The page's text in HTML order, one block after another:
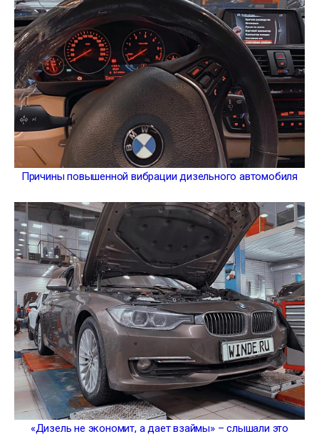
Причины повышенной вибрации дизельного автомобиля
«Дизель не экономит, а дает взаймы» – слышали это